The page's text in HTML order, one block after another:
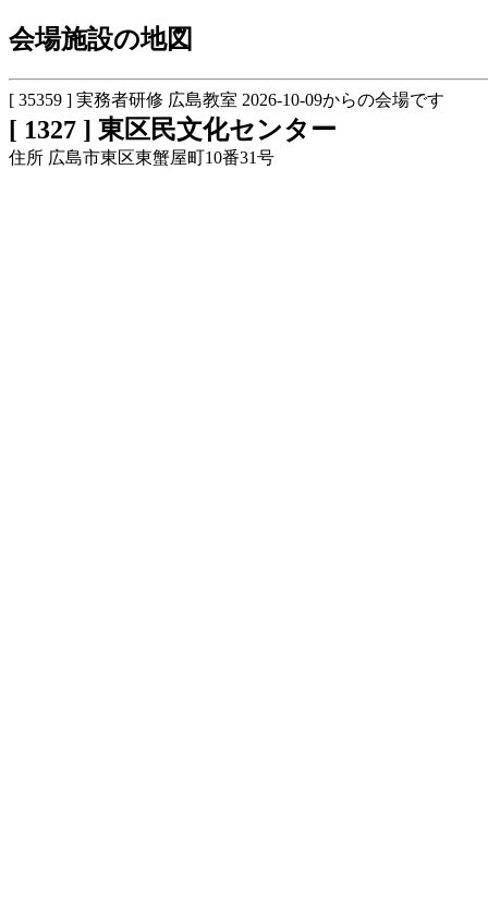
会場施設の地図
[ 35359 ] 実務者研修 広島教室 2026-10-09からの会場です
[ 1327 ] 東区民文化センター
住所 広島市東区東蟹屋町10番31号